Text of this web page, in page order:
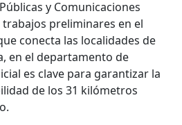
y Comunicaciones
trabajos preliminares en el
conecta las localidades de
en el departamento de
es clave para garantizar la
de los 31 kilómetros